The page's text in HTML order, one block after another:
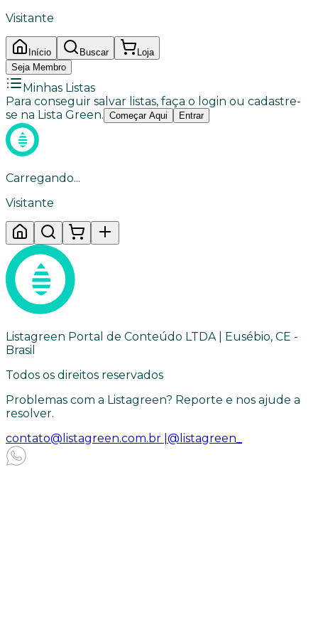
Visitante
Início Buscar
Loja
Seja Membro
Minhas Listas
Para conseguir salvar listas, faça o login ou cadastre-
se na Lista Green. Começar Aqui Entrar
Carregando...
Visitante
Listagreen Portal de Conteúdo LTDA | Eusébio, CE -
Brasil
Todos os direitos reservados
Problemas com a Listagreen? Reporte e nos ajude a
resolver.
contato@listagreen.com.br | @listagreen_